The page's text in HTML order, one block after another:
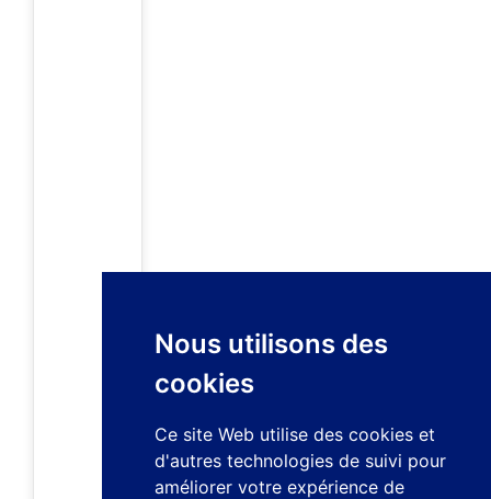
Nous utilisons des
cookies
Ce site Web utilise des cookies et
d'autres technologies de suivi pour
améliorer votre expérience de